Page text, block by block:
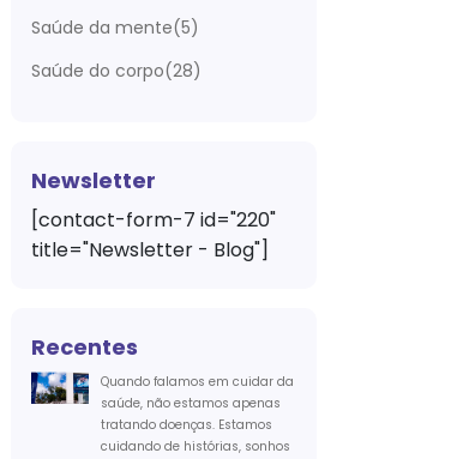
Saúde da mente(5)
Saúde do corpo(28)
Newsletter
[contact-form-7 id="220"
title="Newsletter - Blog"]
Recentes
Quando falamos em cuidar da
saúde, não estamos apenas
tratando doenças. Estamos
cuidando de histórias, sonhos